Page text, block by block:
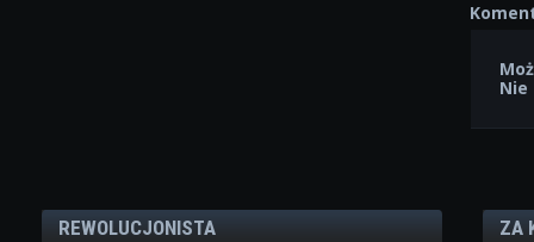
REWOLUCJONISTA ZA